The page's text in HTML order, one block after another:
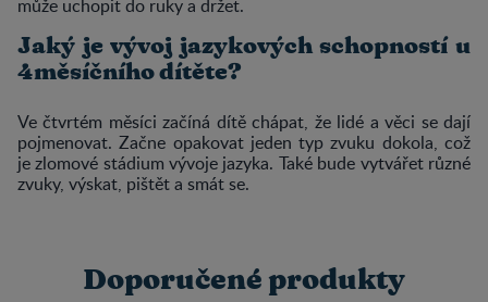
může uchopit do ruky a držet.
Jaký je vývoj jazykových schopností u
4měsíčního dítěte?
Ve čtvrtém měsíci začíná dítě chápat, že lidé a věci se dají
pojmenovat. Začne opakovat jeden typ zvuku dokola, což
je zlomové stádium vývoje jazyka. Také bude vytvářet různé
zvuky, výskat, pištět a smát se.
Doporučené produkty